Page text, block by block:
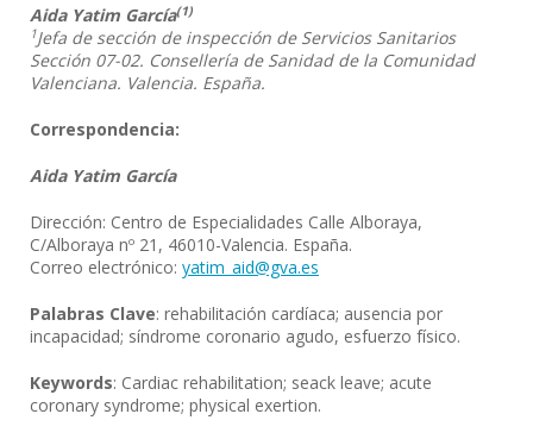
Aida Yatim García(1)
1Jefa de sección de inspección de Servicios Sanitarios
Sección 07-02. Consellería de Sanidad de la Comunidad
Valenciana. Valencia. España.
Correspondencia:
Aida Yatim García
Dirección: Centro de Especialidades Calle Alboraya,
C/Alboraya nº 21, 46010-Valencia. España.
Correo electrónico: yatim_aid@gva.es
Palabras Clave: rehabilitación cardíaca; ausencia por
incapacidad; síndrome coronario agudo, esfuerzo físico.
Keywords: Cardiac rehabilitation; seack leave; acute
coronary syndrome; physical exertion.